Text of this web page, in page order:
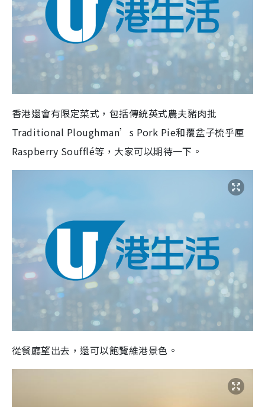
香港還會有限定菜式，包括傳統英式農夫豬肉批
Traditional Ploughman’s Pork Pie和覆盆子梳乎厘
Raspberry Soufflé等，大家可以期待一下。
從餐廳望出去，還可以飽覽維港景色。